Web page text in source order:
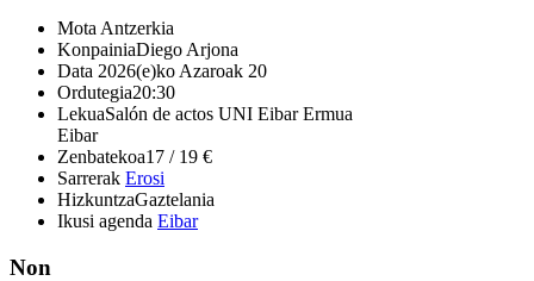
Mota Antzerkia
KonpainiaDiego Arjona
Data 2026(e)ko Azaroak 20
Ordutegia20:30
LekuaSalón de actos UNI Eibar Ermua
Eibar
Zenbatekoa17 / 19 €
Sarrerak Erosi
HizkuntzaGaztelania
Ikusi agenda Eibar
Non